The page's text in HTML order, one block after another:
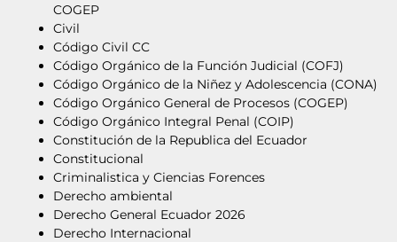
COGEP
Civil
Código Civil CC
Código Orgánico de la Función Judicial (COFJ)
Código Orgánico de la Niñez y Adolescencia (CONA)
Código Orgánico General de Procesos (COGEP)
Código Orgánico Integral Penal (COIP)
Constitución de la Republica del Ecuador
Constitucional
Criminalistica y Ciencias Forences
Derecho ambiental
Derecho General Ecuador 2026
Derecho Internacional